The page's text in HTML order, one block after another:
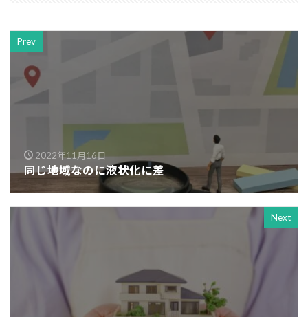
Prev
2022年11月16日
同じ地域なのに液状化に差
Next